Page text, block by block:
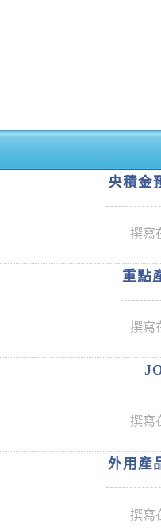
央積金
撰寫
重點
撰寫
撰寫
外用產
撰寫